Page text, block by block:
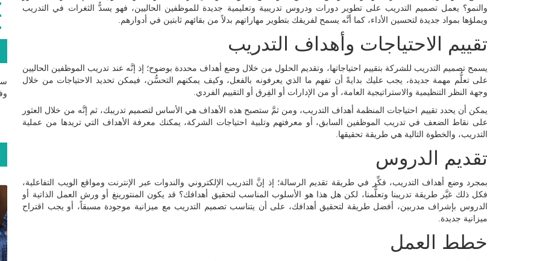
والنمو؟ يعمل تصميم التدريب على تطوير دورات ودروس تدريبية وتعليمية جديدة للموظفين الحاليين، فهو يسدُّ الثغرات في التدريب
ويملؤها بمواد جديدة لتحسين الأداء، كما أنَّه يسمح لفريقك بتطوير مهاراتهم بدلاً من بقائهم ثابتين في أدوارهم.
تقييم الاحتياجات وأهداف التدريب
يسمح تصميم التدريب للشركة بتقييم احتياجاتها، وتقديم الحلول من خلال وضع أهداف محددة بوضوح؛ إذ إنَّه عند تدريب الموظفين الحاليين
على تعلُّم مهمة جديدة، يجب عليك بدايةً أن تفهم ما الذي يعرفونه بالفعل، وكيف يمكنهم التحسُّن، فيمكن تحديد الاحتياجات من خلال
وجهة النظر التنظيمية والاستراتيجية العامة، أو من الإدارات أو الفِرق أو التقييم الفردي.
يمكن أن يحدد تقييم احتياجات المنظمة أهداف التدريب، ومن ثمَّ ستصبح هذه الأهداف هي الأساس لتصميم تدريبك، ثم إنَّه من خلال العثور
على نقاط الضعف في تدريب الموظفين السابق، أو معرفتهم وتلبية احتياجات الشركة، يمكنك معرفة الأهداف التي تريدها من عملية
التدريب، والخطوة التالية هي طريقة تحقيقها.
تقديم الدروس
بمجرد وضع أهداف التدريب، فكِّر في طريقة تقديم الرسالة؛ إذ إنَّ التدريب الإلكتروني والندوات عبر الإنترنت ومواقع الويب التفاعلية،
فكل ذلك غيَّر طريقة تدريبنا وتعلُّمنا، لكن هل هذا هو الأسلوب المناسب لتحقيق أهدافك؟ قد يكون المنتورينغ أو ورش العمل الذاتية أو
الدروس بإشراف مدربين، أفضل طريقة لتحقيق أهدافك، على أن يتناسب تصميم التدريب مع ميزانية موجودة مسبقاً، أو يجب اقتراح
ميزانية جديدة.
خطط العمل